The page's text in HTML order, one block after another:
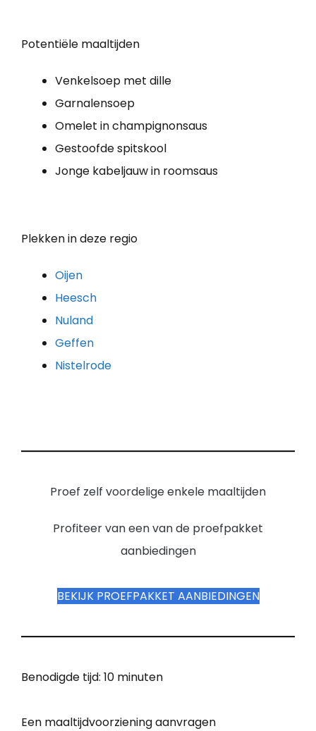
Potentiële maaltijden
Venkelsoep met dille
Garnalensoep
Omelet in champignonsaus
Gestoofde spitskool
Jonge kabeljauw in roomsaus
Plekken in deze regio
Oijen
Heesch
Nuland
Geffen
Nistelrode
Proef zelf voordelige enkele maaltijden
Profiteer van een van de proefpakket
aanbiedingen
BEKIJK PROEFPAKKET AANBIEDINGEN
Benodigde tijd: 10 minuten
Een maaltijdvoorziening aanvragen